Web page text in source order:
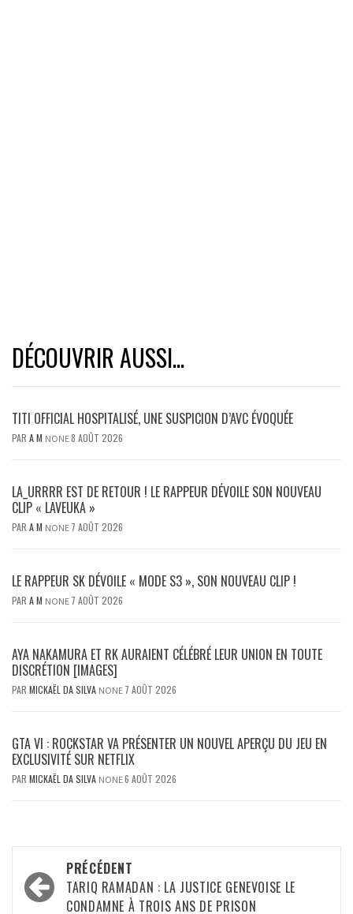
DÉCOUVRIR AUSSI...
TITI OFFICIAL HOSPITALISÉ, UNE SUSPICION D’AVC ÉVOQUÉE
PAR A M NONE8 AOÛT 2026
LA_URRRR EST DE RETOUR ! LE RAPPEUR DÉVOILE SON NOUVEAU
CLIP « LAVEUKA »
PAR A M NONE 7 AOÛT 2026
LE RAPPEUR SK DÉVOILE « MODE S3 », SON NOUVEAU CLIP !
PAR A M NONE 7 AOÛT 2026
AYA NAKAMURA ET RK AURAIENT CÉLÉBRÉ LEUR UNION EN TOUTE
DISCRÉTION [IMAGES]
PAR MICKAËL DA SILVA NONE 7 AOÛT 2026
GTA VI : ROCKSTAR VA PRÉSENTER UN NOUVEL APERÇU DU JEU EN
EXCLUSIVITÉ SUR NETFLIX
PAR MICKAËL DA SILVA NONE6 AOÛT 2026
Navigation
d’article
PRÉCÉDENT
TARIQ RAMADAN : LA JUSTICE GENEVOISE LE
CONDAMNE À TROIS ANS DE PRISON